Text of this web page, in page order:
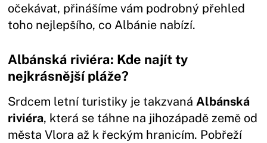
očekávat, přinášíme vám podrobný přehled
toho nejlepšího, co Albánie nabízí.
Albánská riviéra: Kde najít ty
nejkrásnější pláže?
Srdcem letní turistiky je takzvanáAlbánská
riviéra, která se táhne na jihozápadě země od
města Vlora až k řeckým hranicím. Pobřeží